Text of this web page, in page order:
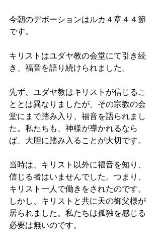
今朝のデボーションはルカ４章４４節
です。
キリストはユダヤ教の会堂にて引き続
き、福音を語り続けられました。
先ず、ユダヤ教はキリストが信じるこ
ととは異なりましたが、その宗教の会
堂にまで踏み入り、福音を語られまし
た。私たちも、神様が導かれるなら
ば、大胆に踏み入ることが大切です。
当時は、キリスト以外に福音を知り、
信じる者はいませんでした。つまり、
キリスト一人で働きをされたのです。
しかし、キリストと共に天の御父様が
居られました。私たちは孤独を感じる
必要は無いのです。